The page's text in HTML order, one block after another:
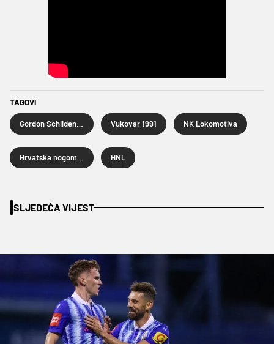
TAGOVI
Vukovar 1991 NK Lokomotiva
HNL
SLJEDEĆA VIJEST